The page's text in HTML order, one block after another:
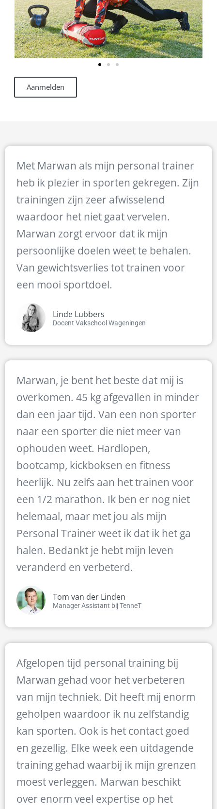
Aanmelden
Met Marwan als mijn personal trainer
heb ik plezier in sporten gekregen. Zijn
trainingen zijn zeer afwisselend
waardoor het niet gaat vervelen.
Marwan zorgt ervoor dat ik mijn
persoonlijke doelen weet te behalen.
Van gewichtsverlies tot trainen voor
een mooi sportdoel.
Linde Lubbers
Docent Vakschool Wageningen
Marwan, je bent het beste dat mij is
overkomen. 45 kg afgevallen in minder
dan een jaar tijd. Van een non sporter
naar een sporter die niet meer van
ophouden weet. Hardlopen,
bootcamp, kickboksen en fitness
heerlijk. Nu zelfs aan het trainen voor
een 1/2 marathon. Ik ben er nog niet
helemaal, maar met jou als mijn
Personal Trainer weet ik dat ik het ga
halen. Bedankt je hebt mijn leven
veranderd en verbeterd.
Tom van der Linden
Manager Assistant bij TenneT
Afgelopen tijd personal training bij
Marwan gehad voor het verbeteren
van mijn techniek. Dit heeft mij enorm
geholpen waardoor ik nu zelfstandig
kan sporten. Ook is het contact goed
en gezellig. Elke week een uitdagende
training gehad waarbij ik mijn grenzen
moest verleggen. Marwan beschikt
over enorm veel expertise op het